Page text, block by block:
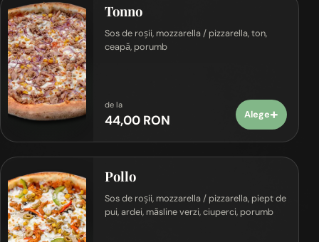
Tonno
Sos de roșii, mozzarella / pizzarella, ton,
ceapă, porumb
de la
44,00 RON Alege+
Pollo
Sos de roșii, mozzarella / pizzarella, piept de
pui, ardei, măsline verzi, ciuperci, porumb